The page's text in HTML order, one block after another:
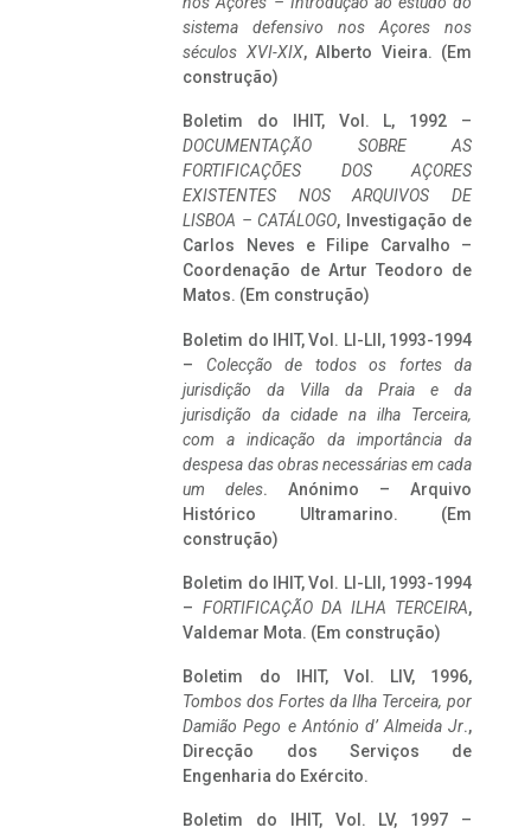
sistema defensivo nos Açores nos
séculos XVI-XIX, Alberto Vieira. (Em
construção)
Boletim do IHIT, Vol. L, 1992 –
DOCUMENTAÇÃO SOBRE AS
FORTIFICAÇÕES DOS AÇORES
EXISTENTES NOS ARQUIVOS DE
LISBOA – CATÁLOGO, Investigação de
Carlos Neves e Filipe Carvalho –
Coordenação de Artur Teodoro de
Matos. (Em construção)
Boletim do IHIT, Vol. LI-LII, 1993-1994
– Colecção de todos os fortes da
jurisdição da Villa da Praia e da
jurisdição da cidade na ilha Terceira,
com a indicação da importância da
despesa das obras necessárias em cada
um deles. Anónimo – Arquivo
Histórico Ultramarino. (Em
construção)
Boletim do IHIT, Vol. LI-LII, 1993-1994
– FORTIFICAÇÃO DA ILHA TERCEIRA,
Valdemar Mota. (Em construção)
Boletim do IHIT, Vol. LIV, 1996,
Tombos dos Fortes da Ilha Terceira, por
Damião Pego e António d’ Almeida Jr.,
Direcção dos Serviços de
Engenharia do Exército.
Boletim do IHIT, Vol. LV, 1997 –